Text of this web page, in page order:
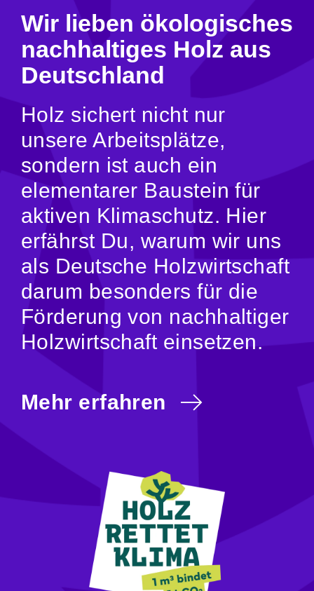
Wir lieben ökologisches
nachhaltiges Holz aus
Deutschland
Holz sichert nicht nur
unsere Arbeitsplätze,
sondern ist auch ein
elementarer Baustein für
aktiven Klimaschutz. Hier
erfährst Du, warum wir uns
als Deutsche Holzwirtschaft
darum besonders für die
Förderung von nachhaltiger
Holzwirtschaft einsetzen.
Mehr erfahren